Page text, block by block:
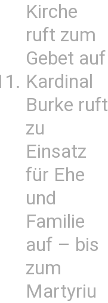
Kirche
ruft zum
Gebet auf
Kardinal
Burke ruft
zu
Einsatz
für Ehe
und
Familie
auf – bis
zum
Martyriu